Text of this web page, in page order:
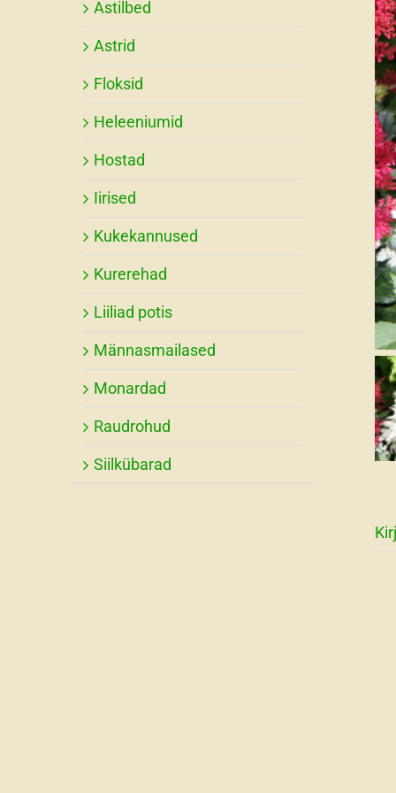
Astilbed
Astrid
Floksid
Heleeniumid
Hostad
Iirised
Kukekannused
Kurerehad
Liiliad potis
Männasmailased
Monardad
Raudrohud
Siilkübarad